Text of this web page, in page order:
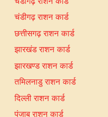
चंडीगढ़ राशन कार्ड
छत्तीसगढ़ राशन कार्ड
झारखंड राशन कार्ड
झारखण्ड राशन कार्ड
तमिलनाडु राशन कार्ड
दिल्ली राशन कार्ड
पंजाब राशन कार्ड